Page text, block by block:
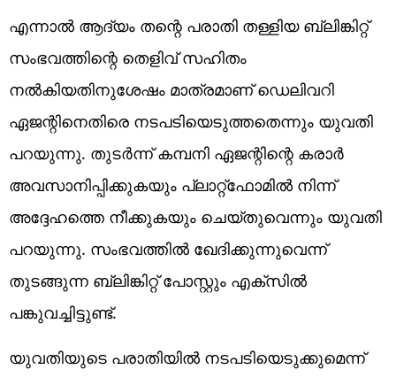
എന്നാൽ ആദ്യം തന്റെ പരാതി തള്ളിയ ബ്ലിങ്കിറ്റ്
സംഭവത്തിന്റെ തെളിവ് സഹിതം
നൽകിയതിനുശേഷം മാത്രമാണ് ഡെലിവറി
ഏജന്റിനെതിരെ നടപടിയെടുത്തതെന്നും യുവതി
പറയുന്നു. തുടർന്ന് കമ്പനി ഏജന്റിന്റെ കരാർ
അവസാനിപ്പിക്കുകയും പ്ലാറ്റ്‌ഫോമിൽ നിന്ന്
അദ്ദേഹത്തെ നീക്കുകയും ചെയ്തുവെന്നും യുവതി
പറയുന്നു. സംഭവത്തിൽ ഖേദിക്കുന്നുവെന്ന്
തുടങ്ങുന്ന ബ്ലിങ്കിറ്റ് പോസ്റ്റും എക്സിൽ
പങ്കുവച്ചിട്ടുണ്ട്.
യുവതിയുടെ പരാതിയിൽ നടപടിയെടുക്കുമെന്ന്